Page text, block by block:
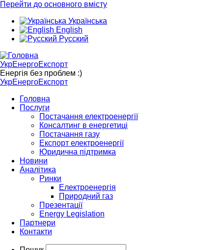
Перейти до основного вмісту
Українська
English
Русский
УкрЕнергоЕкспорт
Енергія без проблем :)
УкрЕнергоЕкспорт
Головна
Послуги
Постачання електроенергії
Консалтинг в енергетиці
Постачання газу
Експорт електроенергії
Юридична підтримка
Новини
Аналітика
Ринки
Електроенергія
Природний газ
Презентації
Energy Legislation
Партнери
Контакти